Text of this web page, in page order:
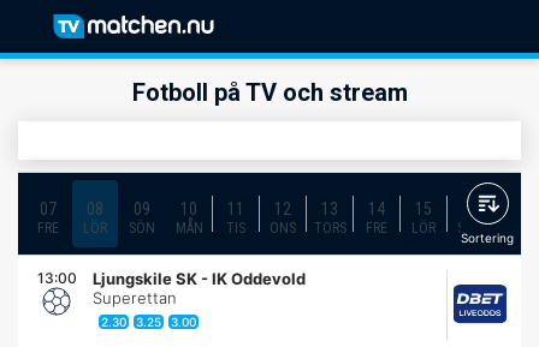
Fotboll på TV och stream
07
FRE
08
LÖR
09
SÖN
10
MÅN
11
TIS
12
ONS
13
TORS
14
FRE
15
LÖR
16
SÖN
Sortering
13:00 Ljungskile SK -IK Oddevold
Superettan
2.30 3.25 3.00